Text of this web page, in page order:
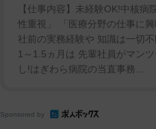
【仕事内容】未経験OK!中核
性重視」 「医療分野の仕事に
社前の実務経験や 知識は一切
1～1.5ヵ月は 先輩社員がマン
し!はぎわら病院の当直事務...
Sponsored by